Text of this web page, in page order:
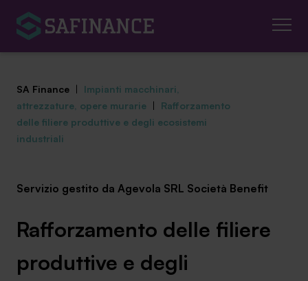
Finanza Agevolata
Centro studi
News ed eventi
SA Finance | Impianti macchinari,
attrezzature, opere murarie | Rafforzamento
delle filiere produttive e degli ecosistemi
industriali
Servizio gestito da Agevola SRL Società Benefit
Rafforzamento delle filiere
produttive e degli